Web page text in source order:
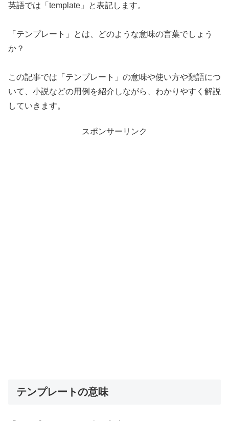
英語では「template」と表記します。
「テンプレート」とは、どのような意味の言葉でしょう
か？
この記事では「テンプレート」の意味や使い方や類語につ
いて、小説などの用例を紹介しながら、わかりやすく解説
していきます。
スポンサーリンク
テンプレートの意味